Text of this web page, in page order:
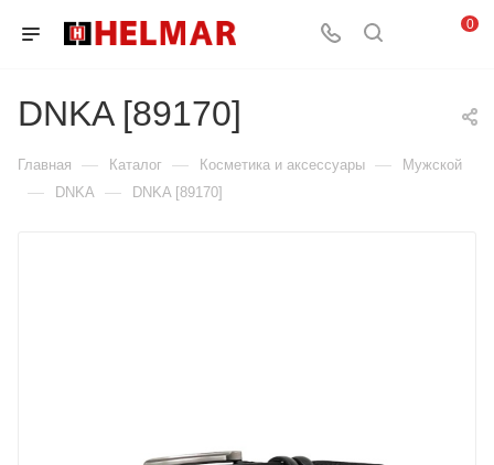
0
DNKA [89170]
Главная — Каталог — Косметика и аксессуары — Мужской
— DNKA — DNKA [89170]